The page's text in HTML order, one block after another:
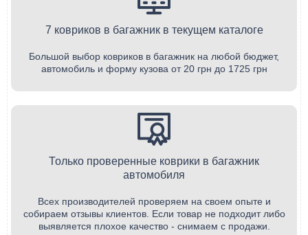
7 ковриков в багажник в текущем каталоге
Большой выбор ковриков в багажник на любой бюджет,
автомобиль и форму кузова от 20 грн до 1725 грн
Только проверенные коврики в багажник
автомобиля
Всех производителей проверяем на своем опыте и
собираем отзывы клиентов. Если товар не подходит либо
выявляется плохое качество - снимаем с продажи.